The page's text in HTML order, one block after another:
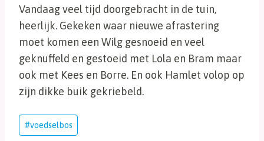
Vandaag veel tijd doorgebracht in de tuin,
heerlijk. Gekeken waar nieuwe afrastering
moet komen een Wilg gesnoeid en veel
geknuffeld en gestoeid met Lola en Bram maar
ook met Kees en Borre. En ook Hamlet volop op
zijn dikke buik gekriebeld.
Bericht
tags:
#voedselbos